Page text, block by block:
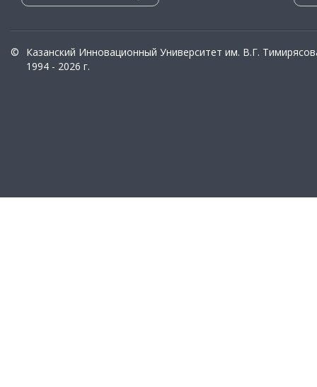
©
Казанский Инновационный Университет им. В.Г.
1994 - 2026 г.